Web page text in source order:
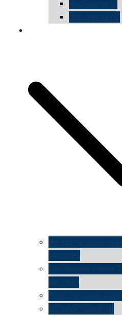
documenta IX
documenta d8
die vermessene
Vintages
Die Berliner Mauer
gesehen
Place du
30 Jahre Mauerfall